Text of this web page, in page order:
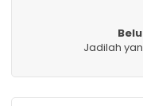
Jadilah